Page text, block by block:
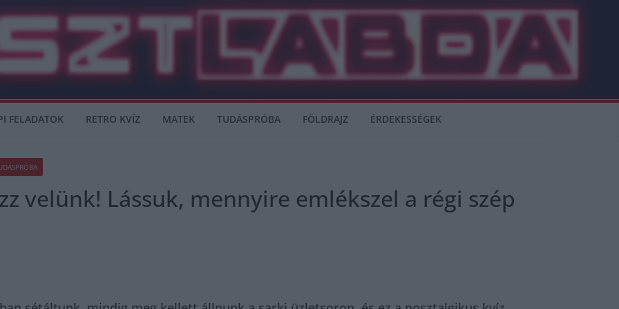
FELADATOK RETRO KVÍZ MATEK TUDÁSPRÓBA FÖLDRAJZ ÉRDEKESSÉGEK
velünk! Lássuk, mennyire emlékszel a régi szép